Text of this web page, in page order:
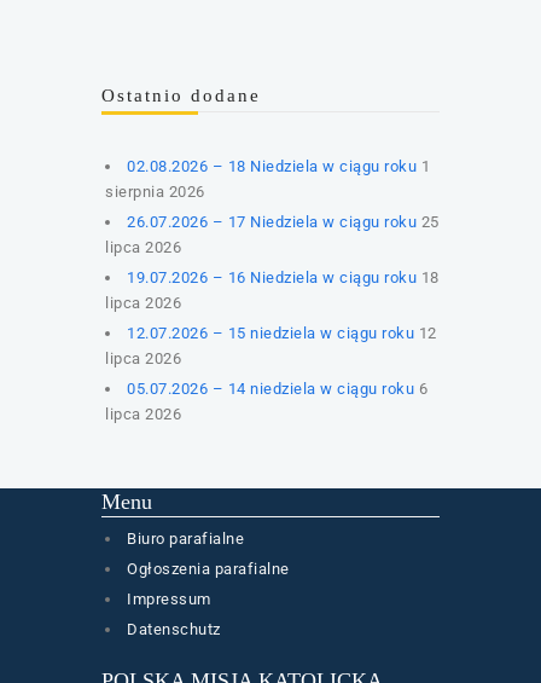
Ostatnio dodane
02.08.2026 – 18 Niedziela w ciągu roku 1
sierpnia 2026
26.07.2026 – 17 Niedziela w ciągu roku 25
lipca 2026
19.07.2026 – 16 Niedziela w ciągu roku 18
lipca 2026
12.07.2026 – 15 niedziela w ciągu roku 12
lipca 2026
05.07.2026 – 14 niedziela w ciągu roku 6
lipca 2026
Menu
Biuro parafialne
Ogłoszenia parafialne
Impressum
Datenschutz